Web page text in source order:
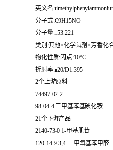
英文名
分子式:C9H15NO
分子量:153.221
类别:其他>化学试剂>芳香化
物化性质:闪点:10°C
折射率:n20/D1.395
2个上游原料
74497-02-2
98-04-4 三甲基苯基碘化铵
21个下游产品
2140-73-0 1-甲基肌苷
120-14-9 3,4-二甲氧基苯甲醛